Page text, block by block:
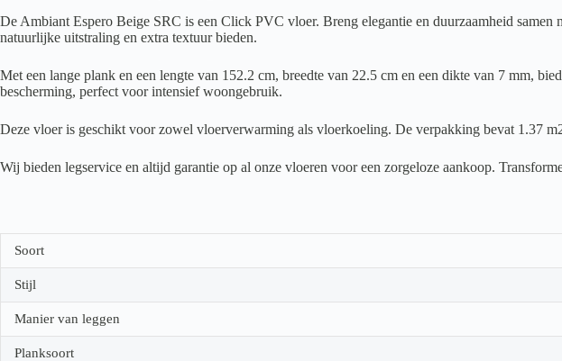
De Ambiant Espero Beige SRC is een Click PVC vloer. Breng elegantie en duurzaamheid
natuurlijke uitstraling en extra textuur bieden.
Met een lange plank en een lengte van 152.2 cm, breedte van 22.5 cm en een dikte van 7 mm,
bescherming, perfect voor intensief woongebruik.
Deze vloer is geschikt voor zowel vloerverwarming als vloerkoeling. De verpakking bevat 1.37
Wij bieden legservice en altijd garantie op al onze vloeren voor een zorgeloze aankoop.
Soort
Stijl
Manier van leggen
Planksoort